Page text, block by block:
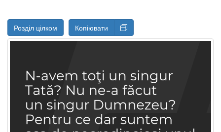
Розділ цілком Копіювати